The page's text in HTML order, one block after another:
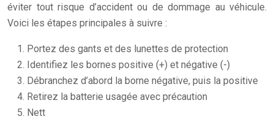
éviter tout risque d’accident ou de dommage au véhicule.
Voici les étapes principales à suivre :
Portez des gants et des lunettes de protection
Identifiez les bornes positive (+) et négative (-)
Débranchez d’abord la borne négative, puis la positive
Retirez la batterie usagée avec précaution
Nett